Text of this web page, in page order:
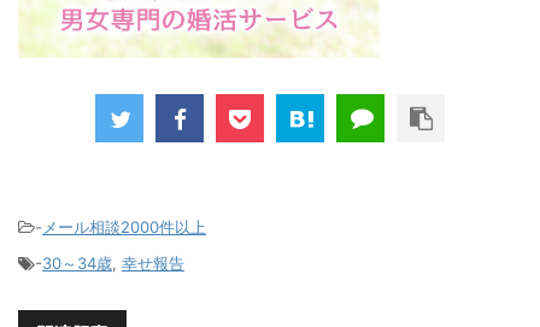
- メール相談2000件以上
-30～34歳, 幸せ報告